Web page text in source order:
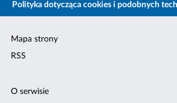
Polityka dotycząca cookies i podobnych
Mapa strony
RSS
O serwisie